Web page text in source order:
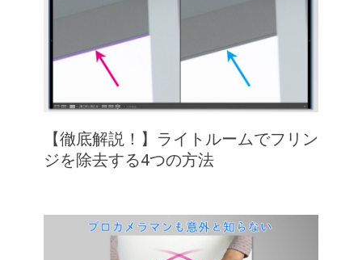
【徹底解説！】ライトルームでフリン
ジを除去する4つの方法